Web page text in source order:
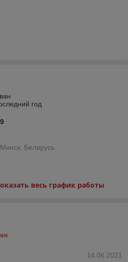
год
Беларусь
весь график работы
14.06.2021